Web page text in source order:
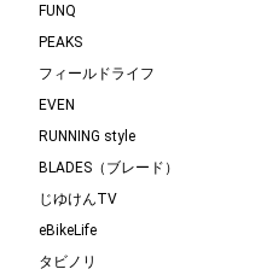
FUNQ
PEAKS
フィールドライフ
EVEN
RUNNING style
BLADES（ブレード）
じゆけんTV
eBikeLife
タビノリ